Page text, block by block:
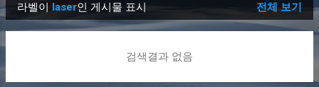
글
라벨이 laser인 게시물 표시 전체 보기
검색결과 없음